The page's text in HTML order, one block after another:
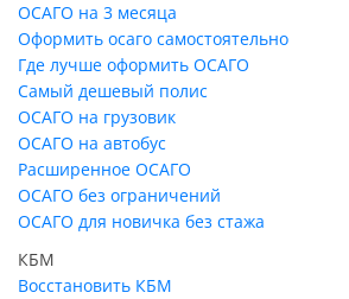
ОСАГО на 3 месяца
Оформить осаго самостоятельно
Где лучше оформить ОСАГО
Самый дешевый полис
ОСАГО на грузовик
ОСАГО на автобус
Расширенное ОСАГО
ОСАГО без ограничений
ОСАГО для новичка без стажа
КБМ
Восстановить КБМ